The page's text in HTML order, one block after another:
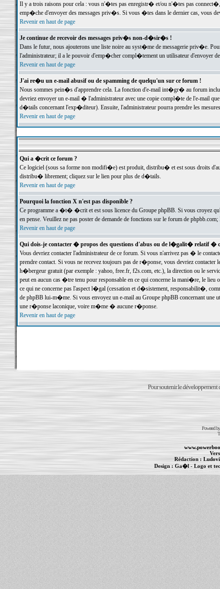
Il y a trois raisons pour cela : vous n'�tes pas enregistr� et/ou n'�tes pas
emp�che d'envoyer des messages priv�s. Si vous �tes dans le dernier cas, vous
Revenir en haut de page
Je continue de recevoir des messages priv�s non-d�sir�s !
Dans le futur, nous ajouterons une liste noire au syst�me de messagerie priv�e.
l'administrateur; il a le pouvoir d'emp�cher compl�tement un utilisateur d'envoyer
Revenir en haut de page
J'ai re�u un e-mail abusif ou de spamming de quelqu'un sur ce forum !
Nous sommes pein�s d'apprendre cela. La fonction d'e-mail int�gr� au forum inclut
devriez envoyer un e-mail � l'administrateur avec une copie compl�te de l'e-mail
d�tails concernant l'exp�diteur). Ensuite, l'administrateur pourra prendre les
Revenir en haut de page
Qui a �crit ce forum ?
Ce logiciel (sous sa forme non modifi�e) est produit, distribu� et est sous droits
distribu� librement; cliquez sur le lien pour plus de d�tails.
Revenir en haut de page
Pourquoi la fonction X n'est pas disponible ?
Ce programme a �t� �crit et est sous licence du Groupe phpBB. Si vous croyez
en pense. Veuillez ne pas poster de demande de fonctions sur le forum de
Revenir en haut de page
Qui dois-je contacter � propos des questions d'abus ou de l�galit� relatif �
Vous devriez contacter l'administrateur de ce forum. Si vous n'arrivez pas � le
prendre contact. Si vous ne recevez toujours pas de r�ponse, vous devriez
h�bergeur gratuit (par exemple : yahoo, free.fr, f2s.com, etc.), la direction ou le
peut en aucun cas �tre tenu pour responsable en ce qui concerne la mani�re, le
ce qui ne concerne pas l'aspect l�gal (cessation et d�sistement, responsabilit�,
de phpBB lui-m�me. Si vous envoyez un e-mail au Groupe phpBB concernant une
une r�ponse laconique, voire m�me � aucune r�ponse.
Revenir en haut de page
Pour soutenir le développement
Powered
Rédaction :
Design :Ga�l- Logo et
Informations :